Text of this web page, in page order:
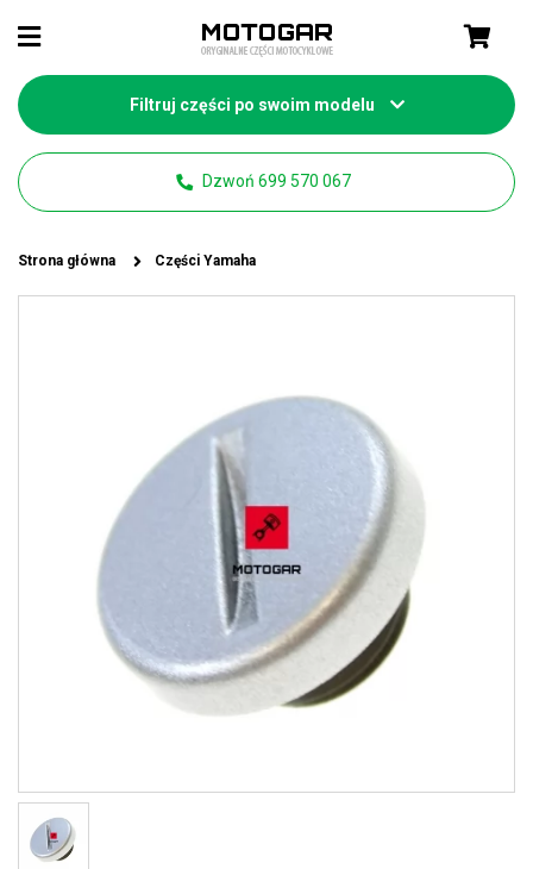
Filtruj części po swoim modelu
Dzwoń 699 570 067
Strona główna Części Yamaha